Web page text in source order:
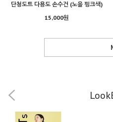
단청도트 다용도 손수건 (노을 핑크색)
15,000원